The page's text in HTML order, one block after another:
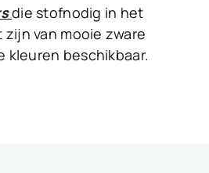
die stofnodig in het
van mooie zware
kleuren beschikbaar.